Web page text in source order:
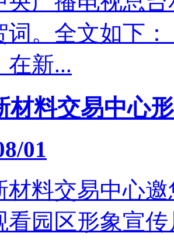
词。全文如下
在新...
材料交易中心
01
材料交易中心
看园区形象宣